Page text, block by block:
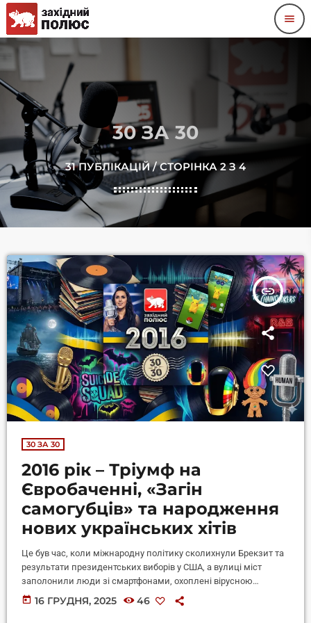
menu
30 ЗА 30
31 ПУБЛІКАЦІЙ / СТОРІНКА 2 З 4
insert_link
30 ЗА 30
2016 рік – Тріумф на
Євробаченні, «Загін
самогубців» та народження
нових українських хітів
Це був час, коли міжнародну політику сколихнули Брекзит та
результати президентських виборів у США, а вулиці міст
заполонили люди зі смартфонами, охоплені вірусною
лихоманкою гри Pokemon GO. Для України це був ще один
непростий рік боротьби на сході, політичних змін та
today 16 ГРУДНЯ, 2025 46